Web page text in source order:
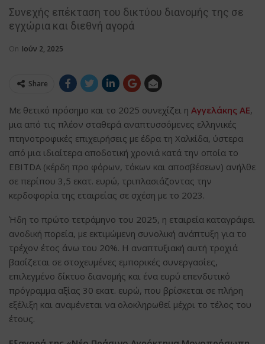
Συνεχής επέκταση του δικτύου διανομής της σε
εγχώρια και διεθνή αγορά
On Ιούν 2, 2025
Share
Με θετικό πρόσημο και το 2025 συνεχίζει η Αγγελάκης ΑΕ,
μια από τις πλέον σταθερά αναπτυσσόμενες ελληνικές
πτηνοτροφικές επιχειρήσεις με έδρα τη Χαλκίδα, ύστερα
από μια ιδιαίτερα αποδοτική χρονιά κατά την οποία το
EBITDA (κέρδη προ φόρων, τόκων και αποσβέσεων) ανήλθε
σε περίπου 3,5 εκατ. ευρώ, τριπλασιάζοντας την
κερδοφορία της εταιρείας σε σχέση με το 2023.
Ήδη το πρώτο τετράμηνο του 2025, η εταιρεία καταγράφει
ανοδική πορεία, με εκτιμώμενη συνολική ανάπτυξη για το
τρέχον έτος άνω του 20%. Η αναπτυξιακή αυτή τροχιά
βασίζεται σε στοχευμένες εμπορικές συνεργασίες,
επιλεγμένο δίκτυο διανομής και ένα ευρύ επενδυτικό
πρόγραμμα αξίας 30 εκατ. ευρώ, που βρίσκεται σε πλήρη
εξέλιξη και αναμένεται να ολοκληρωθεί μέχρι το τέλος του
έτους.